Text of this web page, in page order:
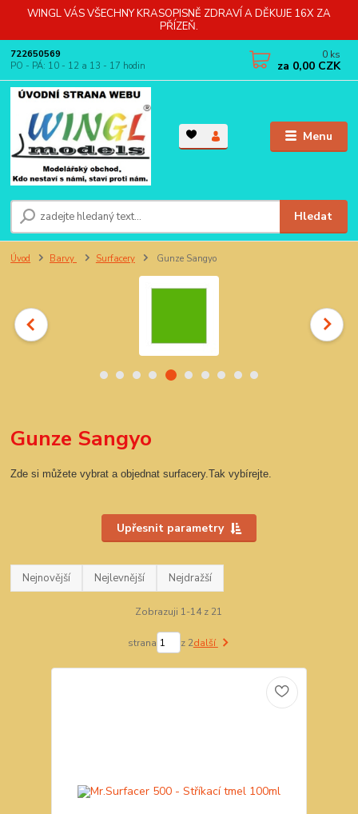
WINGL VÁS VŠECHNY KRASOPISNĚ ZDRAVÍ A DĚKUJE 16X ZA
PŘÍZEŇ.
Menu
Hledat
722650569
PO - PÁ: 10 - 12 a 13 - 17 hodin
0 ks
za 0,00 CZK
Úvod Barvy Surfacery Gunze Sangyo
Gunze Sangyo
Zde si můžete vybrat a objednat surfacery.Tak vybírejte.
Upřesnit parametry
Nejnovější Nejlevnější Nejdražší
Zobrazuji 1-14 z 21
strana z 2další